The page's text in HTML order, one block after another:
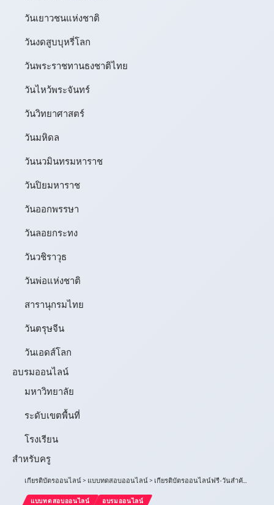
วันเยาวชนแห่งชาติ
วันงดสูบบุหรี่โลก
วันพระราชทานธงชาติไทย
วันไหว้พระจันทร์​
วันวิทยาศาสตร์
วันมหิดล
วันนวมินทรมหาราช
วันปิยมหาราช
วันออกพรรษา
วันลอยกระทง
วันวชิราวุธ
วันพ่อแห่งชาติ
สารานุกรมไทย
วันตรุษจีน
วันเอดส์โลก
อบรมออนไลน์
มหาวิทยาลัย
ระดับเขตพื้นที่
โรงเรียน
สำหรับครู
เกียรติบัตรออนไลน์> แบบทดสอบออนไลน์> เกียรติบัตรออนไลน์ฟรี-วันสำคัญ
แบบทดสอบออนไลน์
อบรมออนไลน์